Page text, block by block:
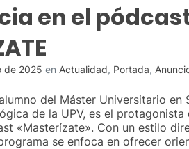
en el
de 2025 en Actualidad, Portada,
del Máster Universitario en
de la UPV, es el protagonista
«Masterízate». Con un estilo
se enfoca en ofrecer